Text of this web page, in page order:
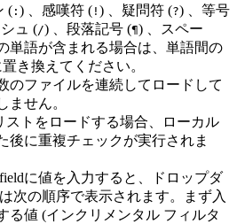
(: ) 、感嘆符 ( ! ) 、疑問符 (?) 、等号
ュ (/) 、段落記号 (¶) 、スペー
単語が含まれる場合は、単語間の
置き換えてください。
のファイルを連続してロードして
ません。
ストをロードする場合、ローカル
後に重複チェックが実行されま
に値を入力すると、ドロップダ
次の順序で表示されます。まず入
る値 (インクリメンタル フィルタ